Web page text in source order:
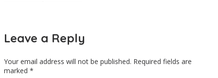
Leave a Reply
Your email address will not be published. Required fields are
marked *